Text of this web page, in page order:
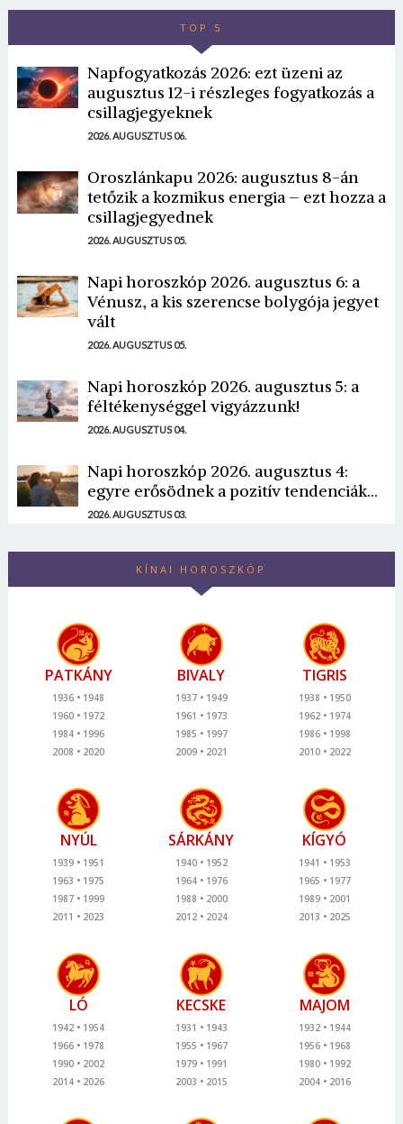
TOP 5
Napfogyatkozás 2026: ezt üzeni az
augusztus 12-i részleges fogyatkozás a
csillagjegyeknek
2026. AUGUSZTUS 06.
Oroszlánkapu 2026: augusztus 8-án
tetőzik a kozmikus energia – ezt hozza a
csillagjegyednek
2026. AUGUSZTUS 05.
Napi horoszkóp 2026. augusztus 6: a
Vénusz, a kis szerencse bolygója jegyet
vált
2026. AUGUSZTUS 05.
Napi horoszkóp 2026. augusztus 5: a
féltékenységgel vigyázzunk!
2026. AUGUSZTUS 04.
Napi horoszkóp 2026. augusztus 4:
egyre erősödnek a pozitív tendenciák...
2026. AUGUSZTUS 03.
KÍNAI HOROSZKÓP
PATKÁNY
1936
1948
1960
1972
1984
1996
2008
2020
BIVALY
1937
1949
1961
1973
1985
1997
2009
2021
TIGRIS
1938
1950
1962
1974
1986
1998
2010
2022
NYÚL
1939
1951
1963
1975
1987
1999
2011
2023
SÁRKÁNY
1940
1952
1964
1976
1988
2000
2012
2024
KÍGYÓ
1941
1953
1965
1977
1989
2001
2013
2025
LÓ
1942
1954
1966
1978
1990
2002
2014
2026
KECSKE
1931
1943
1955
1967
1979
1991
2003
2015
MAJOM
1932
1944
1956
1968
1980
1992
2004
2016